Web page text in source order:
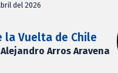
del 2026
la Vuelta de Chile
Alejandro Arros Aravena